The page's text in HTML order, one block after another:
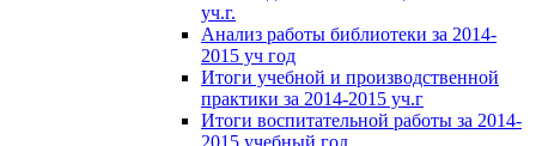
уч.г.
Анализ работы библиотеки за 2014-
2015 уч год
Итоги учебной и производственной
практики за 2014-2015 уч.г
Итоги воспитательной работы за 2014-
2015 учебный год